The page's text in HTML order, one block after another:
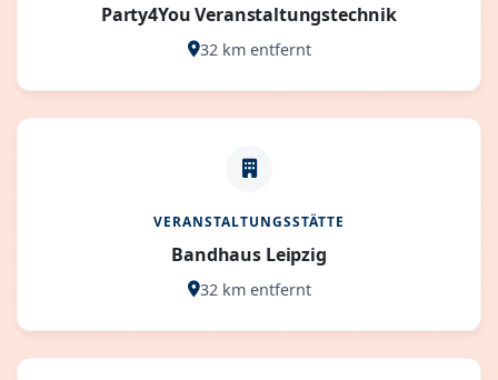
Party4You Veranstaltungstechnik
32 km entfernt
VERANSTALTUNGSSTÄTTE
Bandhaus Leipzig
32 km entfernt